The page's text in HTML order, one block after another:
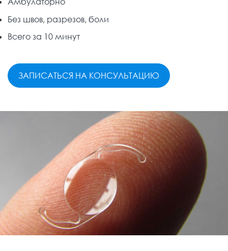
Без швов, разрезов, боли
Всего за 10 минут
ЗАПИСАТЬСЯ НА КОНСУЛЬТАЦИЮ